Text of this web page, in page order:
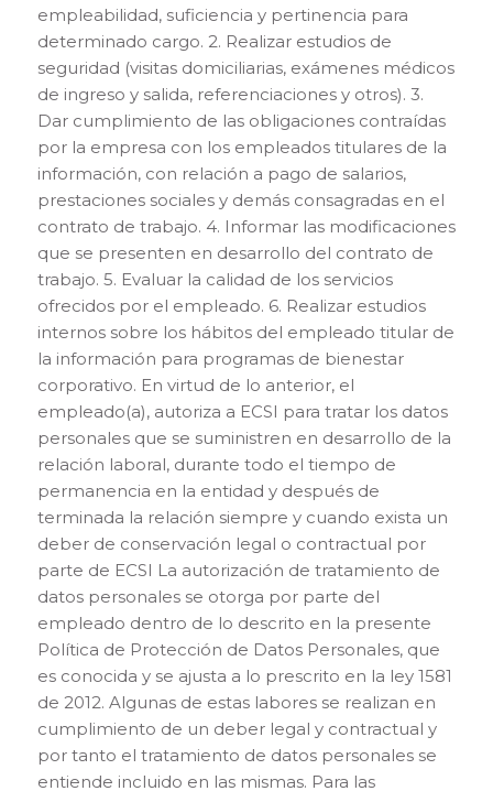
empleabilidad, suficiencia y pertinencia para
determinado cargo. 2. Realizar estudios de
seguridad (visitas domiciliarias, exámenes médicos
de ingreso y salida, referenciaciones y otros). 3.
Dar cumplimiento de las obligaciones contraídas
por la empresa con los empleados titulares de la
información, con relación a pago de salarios,
prestaciones sociales y demás consagradas en el
contrato de trabajo. 4. Informar las modificaciones
que se presenten en desarrollo del contrato de
trabajo. 5. Evaluar la calidad de los servicios
ofrecidos por el empleado. 6. Realizar estudios
internos sobre los hábitos del empleado titular de
la información para programas de bienestar
corporativo. En virtud de lo anterior, el
empleado(a), autoriza a ECSI para tratar los datos
personales que se suministren en desarrollo de la
relación laboral, durante todo el tiempo de
permanencia en la entidad y después de
terminada la relación siempre y cuando exista un
deber de conservación legal o contractual por
parte de ECSI La autorización de tratamiento de
datos personales se otorga por parte del
empleado dentro de lo descrito en la presente
Política de Protección de Datos Personales, que
es conocida y se ajusta a lo prescrito en la ley 1581
de 2012. Algunas de estas labores se realizan en
cumplimiento de un deber legal y contractual y
por tanto el tratamiento de datos personales se
entiende incluido en las mismas. Para las